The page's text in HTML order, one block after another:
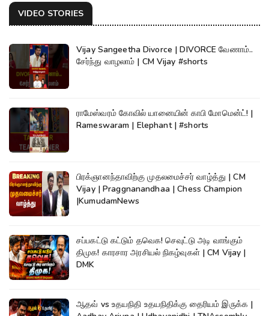
VIDEO STORIES
Vijay Sangeetha Divorce | DIVORCE வேணாம்..
சேர்ந்து வாழலாம் | CM Vijay #shorts
ராமேஸ்வரம் கோவில் யானையின் காபி மோமென்ட்! |
Rameswaram | Elephant | #shorts
பிரக்ஞானந்தாவிற்கு முதலமைச்சர் வாழ்த்து | CM
Vijay | Praggnanandhaa | Chess Champion
|KumudamNews
சப்பகட்டு கட்டும் தவெக! செவுட்டு அடி வாங்கும்
திமுக! காரசார அரசியல் நிகழ்வுகள் | CM Vijay |
DMK
ஆதவ் vs உதயநிதி உதயநிதிக்கு தைரியம் இருக்க |